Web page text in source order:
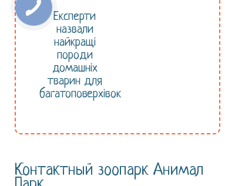
Експерти
назвали
найкращі
породи
домашніх
тварин для
багатоповерхівок
Контактный зоопарк Анимал